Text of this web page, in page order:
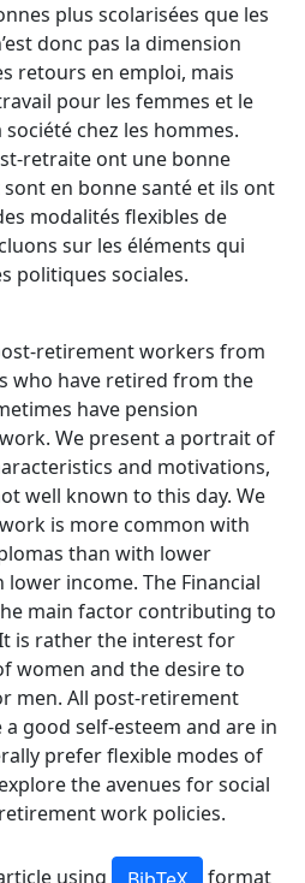
plus scolarisées que les
donc pas la dimension
retours en emploi, mais
pour les femmes et le
chez les hommes.
retraite ont une bonne
sont en bonne santé et ils ont
modalités flexibles de
sur les éléments qui
politiques sociales.
retirement workers from
who have retired from the
have pension
We present a portrait of
and motivations,
well known to this day. We
is more common with
than with lower
income. The Financial
main factor contributing to
is rather the interest for
women and the desire to
men. All post-retirement
good self-esteem and are in
prefer flexible modes of
the avenues for social
work policies.
using format